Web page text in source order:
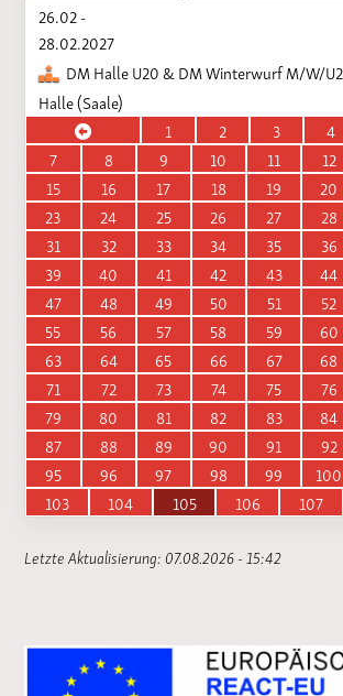
26.02 -
28.02.2027
DM Halle U20 & DM Winterwurf M/W/
Halle (Saale)
1
2 3 4
7
8 9 10 11 12
15
16 17 18 19 20
23
24 25 26 27 28
31
32 33 34 35 36
39
40 41 42 43 44
47
48 49 50 51 52
55
56 57 58 59 60
63
64 65 66 67 68
71
72 73 74 75 76
79
80 81 82 83 84
87
88 89 90 91 92
95
96 97 98 99 100
103
104 105 106 107
Letzte Aktualisierung: 07.08.2026 - 15:42